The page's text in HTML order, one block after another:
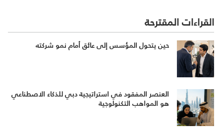
القراءات المقترحة
حين يتحول المؤسس إلى عائق أمام نمو شركته
العنصر المفقود في استراتيجية دبي للذكاء الاصطناعي
هو المواهب التكنولوجية